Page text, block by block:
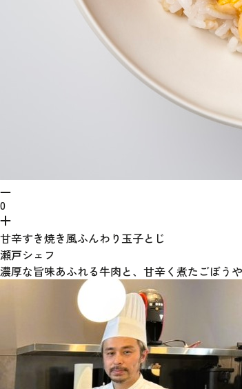
0
甘辛すき焼き風ふんわり玉子とじ
瀬戸シェフ
濃厚な旨味あふれる牛肉と、甘辛く煮たごぼう